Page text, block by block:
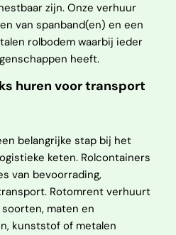
zijn. Onze verhuur
van spanband(en) en een
rolbodem waarbij ieder
heeft.
huren voor transport
belangrijke stap bij het
keten. Rolcontainers
van bevoorrading,
Rotomrent verhuurt
maten en
kunststof of metalen